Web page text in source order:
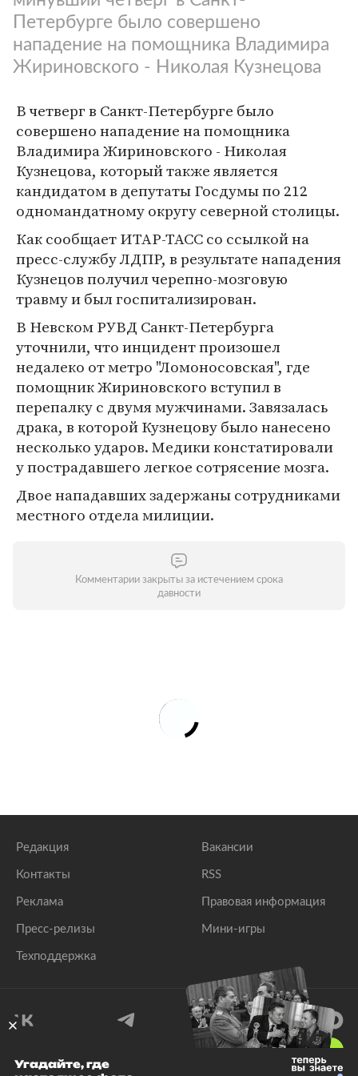
Петербурге было совершено
нападение на помощника Владимира
Жириновского - Николая Кузнецова
В четверг в Санкт-Петербурге было
совершено нападение на помощника
Владимира Жириновского - Николая
Кузнецова, который также является
кандидатом в депутаты Госдумы по 212
одномандатному округу северной столицы.
Как сообщает ИТАР-ТАСС со ссылкой на
пресс-службу ЛДПР, в результате нападения
Кузнецов получил черепно-мозговую
травму и был госпитализирован.
В Невском РУВД Санкт-Петербурга
уточнили, что инцидент произошел
недалеко от метро "Ломоносовская", где
помощник Жириновского вступил в
перепалку с двумя мужчинами. Завязалась
драка, в которой Кузнецову было нанесено
несколько ударов. Медики констатировали
у пострадавшего легкое сотрясение мозга.
Двое нападавших задержаны сотрудниками
местного отдела милиции.
Комментарии закрыты за истечением срока
давности
Редакция
Контакты
Реклама
Пресс-релизы
Техподдержка
Вакансии
RSS
Правовая информация
Мини-игры
Угадайте, где